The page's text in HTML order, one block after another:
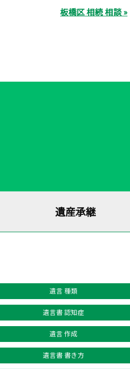
板橋区 相続 相談 »
遺産承継
遺言 種類
遺言書 認知症
遺言 作成
遺言書 書き方